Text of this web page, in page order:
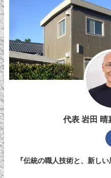
代表 岩田 晴
『伝統の職人技術と、新しい